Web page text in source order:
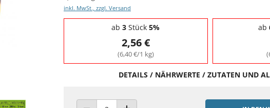
inkl. MwSt., zzgl. Versand
Staffelpreise - Mengenrabatt
ab 3 Stück 5%
2,56 €
(6,40 €/1 kg)
ab
DETAILS / NÄHRWERTE / ZUTATEN UND